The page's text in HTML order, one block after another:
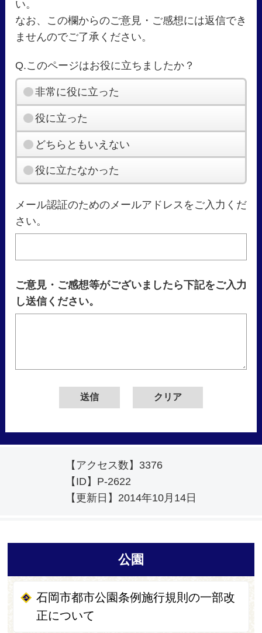
い。
なお、この欄からのご意見・ご感想には返信でき
ませんのでご了承ください。
Q.このページはお役に立ちましたか？
非常に役に立った
役に立った
どちらともいえない
役に立たなかった
メール認証のためのメールアドレスをご入力くだ
さい。
ご意見・ご感想等がございましたら下記をご入力
し送信ください。
【アクセス数】 3376
【ID】 P-2622
【更新日】 2014年10月14日
公園
石岡市都市公園条例施行規則の一部改
正について